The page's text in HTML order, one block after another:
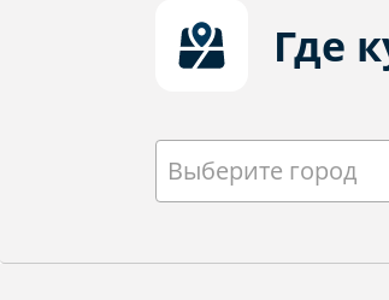
Где
Выберите город